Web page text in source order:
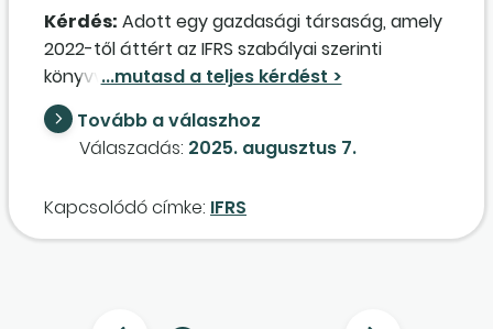
Kérdés: Adott egy gazdasági társaság, amely
2022-től áttért az IFRS szabályai szerinti
könyvvezetésre. Az anyavállalatban történő
változás miatt azonban a gazdasági társaság
2025-től visszatér a számviteli törvény szerinti
könyvvezetésre. Kérjük az ezzel kapcsolatos
szükséges-e 2025. 01. 01-gyel nyitómérleget
készíteni? A gazdasági társaság
Tovább a válaszhoz
Válaszadás: 2025. augusztus 7.
Kapcsolódó címke: IFRS